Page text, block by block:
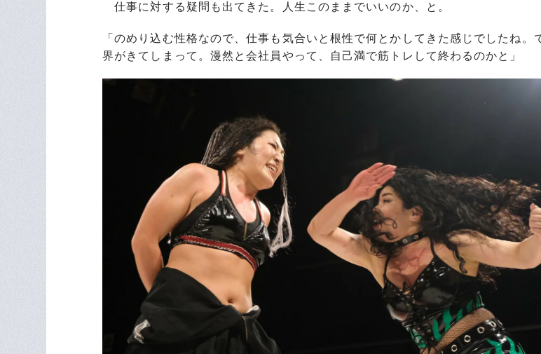
仕事に対する疑問も出てきた。人生このままでいいのか、と。
「のめり込む性格なので、仕事も気合いと根性で何とかしてきた感じでしたね。
界がきてしまって。漫然と会社員やって、自己満で筋トレして終わるのかと」